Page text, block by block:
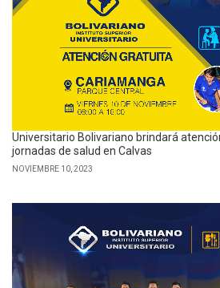
Universitario Bolivariano brindará
jornadas de salud en Calvas
NOVIEMBRE 10, 2023